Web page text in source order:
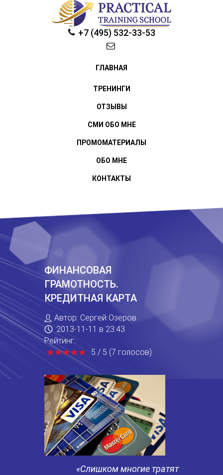
+7 (495) 532-33-53
ГЛАВНАЯ
ТРЕНИНГИ
ОТЗЫВЫ
СМИ ОБО МНЕ
ПРОМОМАТЕРИАЛЫ
ОБО МНЕ
КОНТАКТЫ
ФИНАНСОВАЯ
ГРАМОТНОСТЬ.
КРЕДИТНАЯ КАРТА
Автор: Сергей Озеров
2013-11-11 в 23:43
Рейтинг:
★★★★★
★★★★★ 5 / 5 (7 голосов)
«Слишком многие тратят